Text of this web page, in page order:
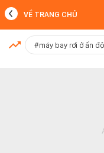
MỚI NHẤT
VỀ TRANG CHỦ
#máy bay rơi ở ấn độ